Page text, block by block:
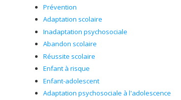
Prévention
Adaptation scolaire
Inadaptation psychosociale
Abandon scolaire
Réussite scolaire
Enfant à risque
Enfant-adolescent
Adaptation psychosociale à l'adolescence